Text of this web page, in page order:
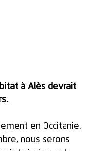
à Alès devrait
en Occitanie.
nous serons